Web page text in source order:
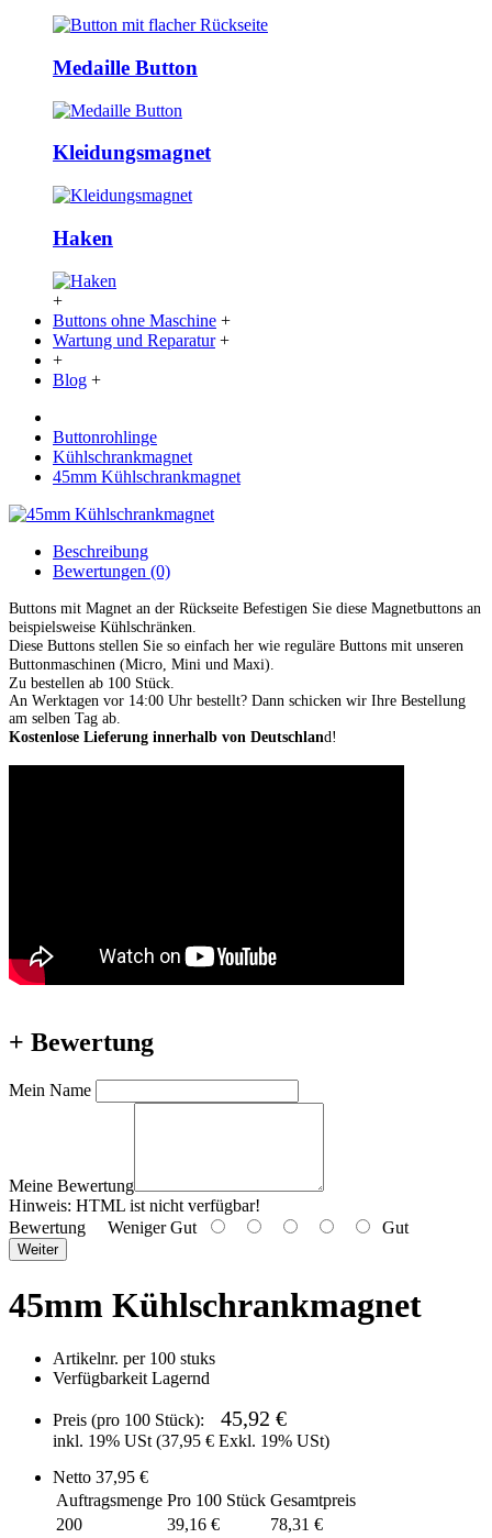
Medaille Button
Kleidungsmagnet
Haken
+
Buttons ohne Maschine +
Wartung und Reparatur +
+
Blog +
Buttonrohlinge
Kühlschrankmagnet
45mm Kühlschrankmagnet
Beschreibung
Bewertungen (0)
Buttons mit Magnet an der Rückseite Befestigen Sie diese Magnetbuttons an
beispielsweise Kühlschränken.
Diese Buttons stellen Sie so einfach her wie reguläre Buttons mit unseren
Buttonmaschinen (Micro, Mini und Maxi).
Zu bestellen ab 100 Stück.
An Werktagen vor 14:00 Uhr bestellt? Dann schicken wir Ihre Bestellung
am selben Tag ab.
Kostenlose Lieferung innerhalb von Deutschland!
+ Bewertung
Mein Name
Meine Bewertung
Hinweis: HTML ist nicht verfügbar!
Bewertung Weniger Gut Gut
Weiter
45mm Kühlschrankmagnet
Artikelnr. per 100 stuks
Verfügbarkeit Lagernd
Preis (pro 100 Stück): 45,92 €
inkl. 19% USt (37,95 € Exkl. 19% USt)
Netto 37,95 €
Auftragsmenge Pro 100 Stück Gesamtpreis
200
39,16 €
78,31 €